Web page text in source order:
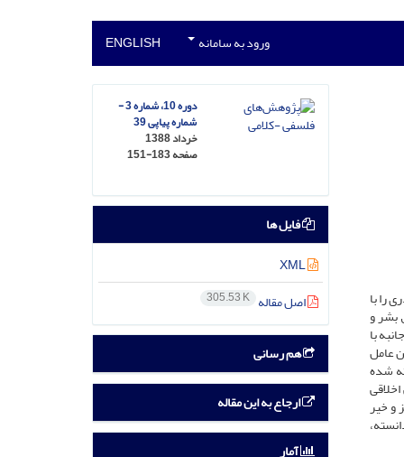
ورود به سامانه ENGLISH
را با
بشر و
با
عامل
شده
و خیر
دوره 10، شماره 3 -
شماره پیاپی 39
خرداد 1388
صفحه151-183
فایل ها
XML
اصل مقاله 305.53 K
هم رسانی
ارجاع به این مقاله
آمار